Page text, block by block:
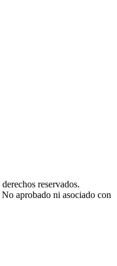
reservados.
aprobado ni asociado con